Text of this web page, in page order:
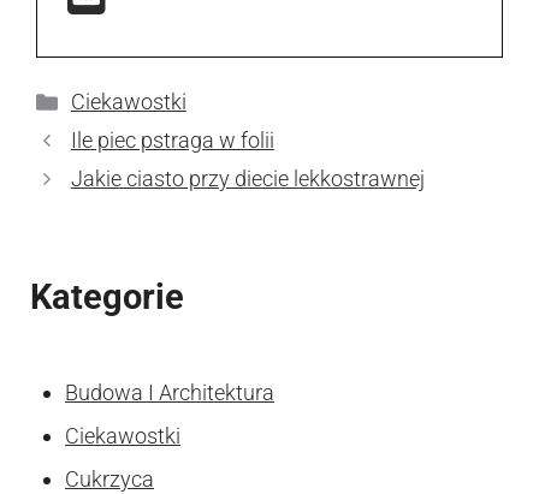
Kategorie
Ciekawostki
Ile piec pstraga w folii
Jakie ciasto przy diecie lekkostrawnej
Kategorie
Budowa I Architektura
Ciekawostki
Cukrzyca